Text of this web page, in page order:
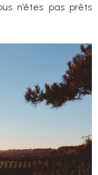
n’êtes pas prêts